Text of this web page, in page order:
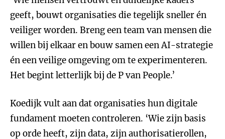
geeft, bouwt organisaties die tegelijk sneller én
veiliger worden. Breng een team van mensen die
willen bij elkaar en bouw samen een AI-strategie
én een veilige omgeving om te experimenteren.
Het begint letterlijk bij de P van People.’
Koedijk vult aan dat organisaties hun digitale
fundament moeten controleren. ‘Wie zijn basis
op orde heeft, zijn data, zijn authorisatierollen,